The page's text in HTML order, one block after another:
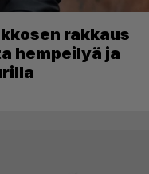
rakkaus
hempeilyä ja